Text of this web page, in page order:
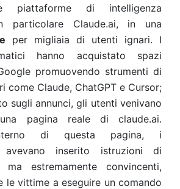
piattaforme di intelligenza
particolare Claude.ai, in una
per migliaia di utenti ignari. I
hanno acquistato spazi
promuovendo strumenti di
come Claude, ChatGPT e Cursor;
sugli annunci, gli utenti venivano
pagina reale di claude.ai.
di questa pagina, i
avevano inserito istruzioni di
estremamente convincenti,
le vittime a eseguire un comando